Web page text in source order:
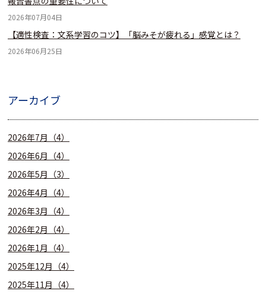
2026年07月04日
【適性検査：文系学習のコツ】「脳みそが疲れる」感覚とは？
2026年06月25日
アーカイブ
2026年7月（4）
2026年6月（4）
2026年5月（3）
2026年4月（4）
2026年3月（4）
2026年2月（4）
2026年1月（4）
2025年12月（4）
2025年11月（4）